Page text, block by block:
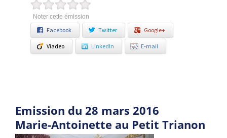
Noter cette émission
Facebook Twitter Google+
Viadeo LinkedIn E-mail
Emission du 28 mars 2016
Marie-Antoinette au Petit Trianon